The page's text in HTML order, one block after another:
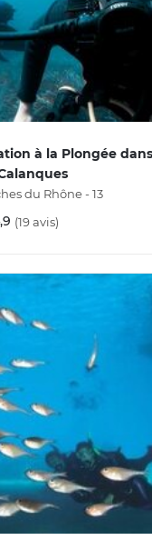
à la Plongée
du Rhône - 13